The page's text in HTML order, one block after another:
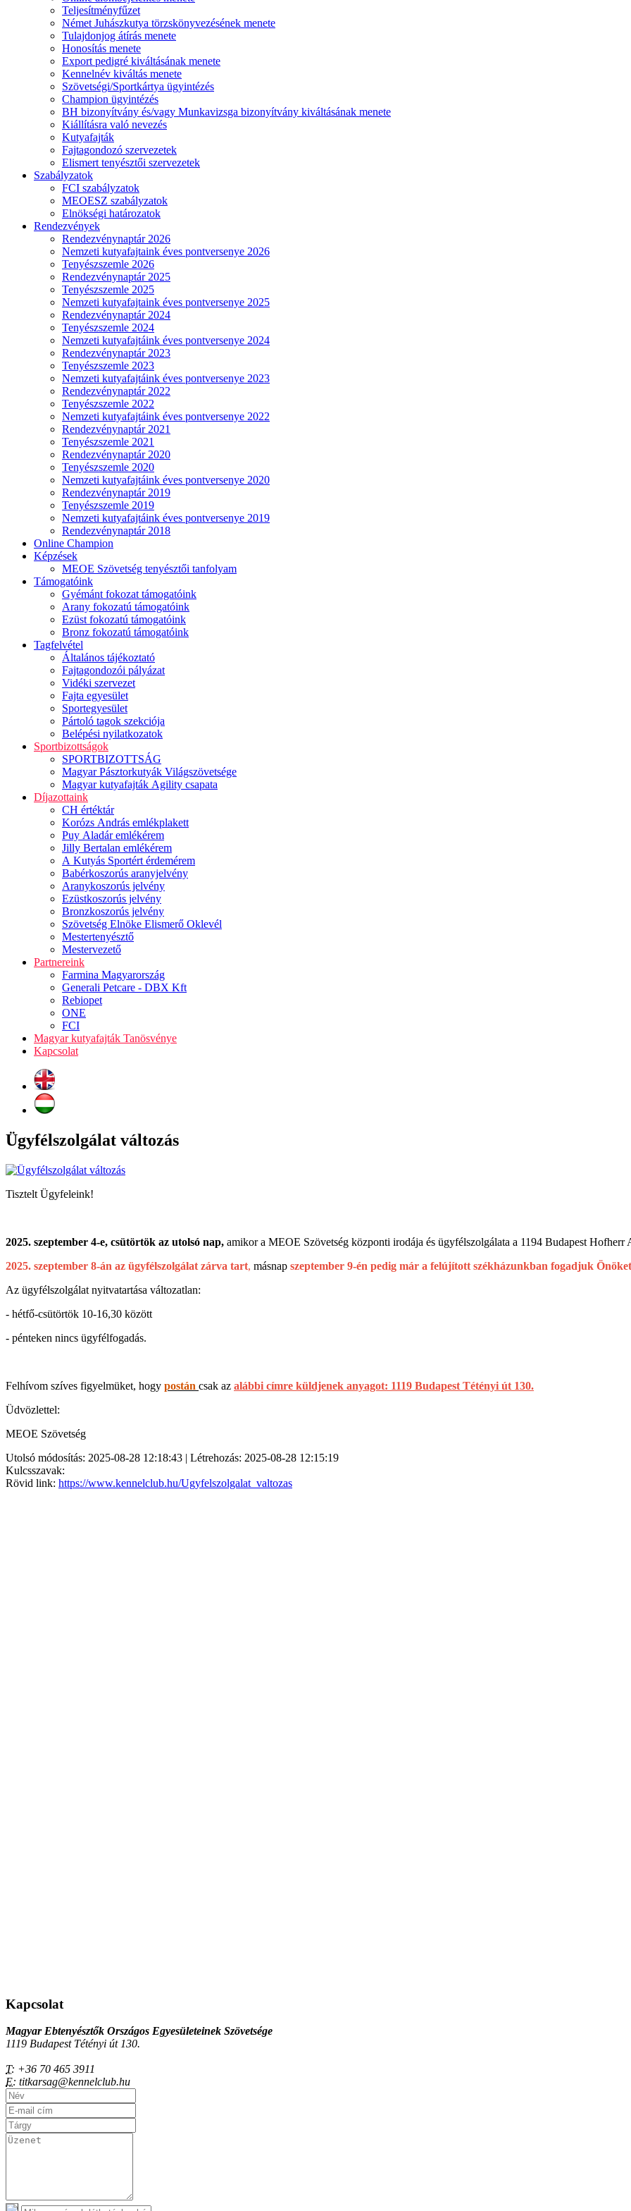
Teljesítményfűzet
Német Juhászkutya törzskönyvezésének menete
Tulajdonjog átírás menete
Honosítás menete
Export pedigré kiváltásának menete
Kennelnév kiváltás menete
Szövetségi/Sportkártya ügyintézés
Champion ügyintézés
BH bizonyítvány és/vagy Munkavizsga bizonyítvány kiváltásának menete
Kiállításra való nevezés
Kutyafajták
Fajtagondozó szervezetek
Elismert tenyésztői szervezetek
Szabályzatok
FCI szabályzatok
MEOESZ szabályzatok
Elnökségi határozatok
Rendezvények
Rendezvénynaptár 2026
Nemzeti kutyafajtaink éves pontversenye 2026
Tenyészszemle 2026
Rendezvénynaptár 2025
Tenyészszemle 2025
Nemzeti kutyafajtaink éves pontversenye 2025
Rendezvénynaptár 2024
Tenyészszemle 2024
Nemzeti kutyafajtáink éves pontversenye 2024
Rendezvénynaptár 2023
Tenyészszemle 2023
Nemzeti kutyafajtáink éves pontversenye 2023
Rendezvénynaptár 2022
Tenyészszemle 2022
Nemzeti kutyafajtáink éves pontversenye 2022
Rendezvénynaptár 2021
Tenyészszemle 2021
Rendezvénynaptár 2020
Tenyészszemle 2020
Nemzeti kutyafajtáink éves pontversenye 2020
Rendezvénynaptár 2019
Tenyészszemle 2019
Nemzeti kutyafajtáink éves pontversenye 2019
Rendezvénynaptár 2018
Online Champion
Képzések
MEOE Szövetség tenyésztői tanfolyam
Támogatóink
Gyémánt fokozat támogatóink
Arany fokozatú támogatóink
Ezüst fokozatú támogatóink
Bronz fokozatú támogatóink
Tagfelvétel
Általános tájékoztató
Fajtagondozói pályázat
Vidéki szervezet
Fajta egyesület
Sportegyesület
Pártoló tagok szekciója
Belépési nyilatkozatok
Sportbizottságok
SPORTBIZOTTSÁG
Magyar Pásztorkutyák Világszövetsége
Magyar kutyafajták Agility csapata
Díjazottaink
CH értéktár
Korózs András emlékplakett
Puy Aladár emlékérem
Jilly Bertalan emlékérem
A Kutyás Sportért érdemérem
Babérkoszorús aranyjelvény
Aranykoszorús jelvény
Ezüstkoszorús jelvény
Bronzkoszorús jelvény
Szövetség Elnöke Elismerő Oklevél
Mestertenyésztő
Mestervezető
Partnereink
Farmina Magyarország
Generali Petcare - DBX Kft
Rebiopet
ONE
FCI
Magyar kutyafajták Tanösvénye
Kapcsolat
Ügyfélszolgálat változás
Tisztelt Ügyfeleink!
2025. szeptember 4-e, csütörtök az utolsó nap, amikor a MEOE Szövetség központi irodája és ügyfélszolgálata a 1194 Budapest Hofherr
2025. szeptember 8-án az ügyfélszolgálat zárva tart, másnap szeptember 9-én pedig már a felújított székházunkban fogadjuk
Az ügyfélszolgálat nyitvatartása változatlan:
- hétfő-csütörtök 10-16,30 között
- pénteken nincs ügyfélfogadás.
Felhívom szíves figyelmüket, hogy postán csak az alábbi címre küldjenek anyagot: 1119 Budapest Tétényi út 130.
Üdvözlettel:
MEOE Szövetség
Utolsó módosítás: 2025-08-28 12:18:43 | Létrehozás: 2025-08-28 12:15:19
Kulcsszavak:
Rövid link: https://www.kennelclub.hu/Ugyfelszolgalat_valtozas
Kapcsolat
Magyar Ebtenyésztők Országos Egyesületeinek Szövetsége
1119 Budapest Tétényi út 130.
T: +36 70 465 3911
E: titkarsag@kennelclub.hu